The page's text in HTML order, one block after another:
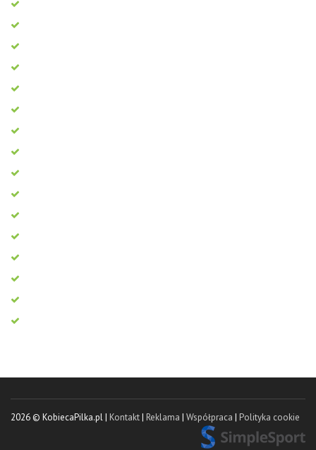
2026 © KobiecaPilka.pl | Kontakt| Reklama | Współpraca | Polityka cookie